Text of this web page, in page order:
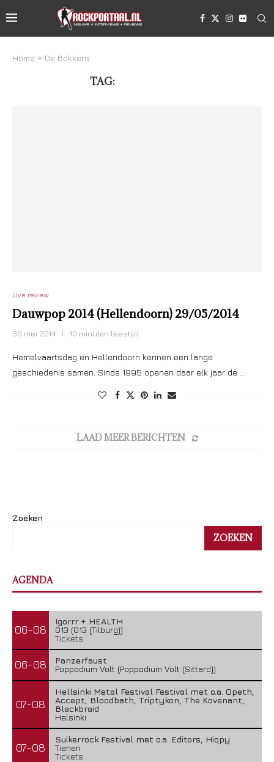
Home » De Bokkers
TAG:
Live review
Dauwpop 2014 (Hellendoorn) 29/05/2014
30 mei 2014 10 minuten leestijd
Hemelvaartsdag en Hellendoorn kennen een lange
geschiedenis samen. Sinds 1995 openen daar elk jaar de …
LAAD MEER BERICHTEN
Zoeken
ZOEKEN
AGENDA
06-08
Igorrr + HEALTH
013 (013 (Tilburg))
Tickets
06-08
Panzerfaust
Poppodium Volt (Poppodium Volt (Sittard))
07-08
Hellsinki Metal Festival Festival met o.a. Opeth,
Accept, Bloodbath, Triptykon, The Kovenant,
Blackbraid
Helsinki
07-08
Suikerrock Festival met o.a. Editors, Hiqpy
Tienen
Tickets